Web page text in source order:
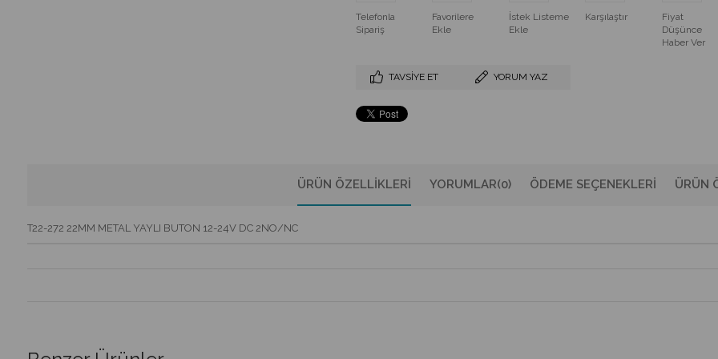
Telefonla
Sipariş
Favorilere
Ekle
İstek Listeme
Ekle
Karşılaştır
Fiyat
Düşünce
Haber Ver
TAVSIYE ET YORUM YAZ
ÜRÜN ÖZELLIKLERI YORUMLAR(0) ÖDEME SEÇENEKLERI ÜRÜN
T22-272 22MM METAL YAYLI BUTON 12-24V DC 2NO/NC